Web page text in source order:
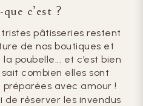
c’est ?
pâtisseries restent
de nos boutiques et
poubelle... et c’est bien
combien elles sont
avec amour !
de réserver les invendus